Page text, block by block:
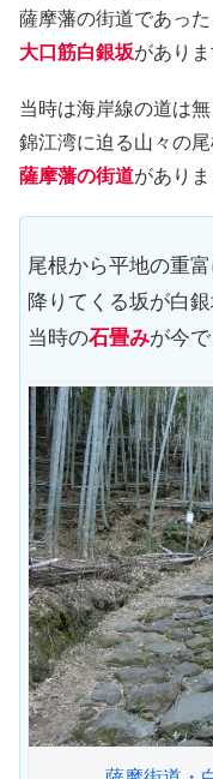
薩摩藩の街道であった
大口筋白銀坂がありま
当時は海岸線の道は無
錦江湾に迫る山々の尾
薩摩藩の街道がありま
尾根から平地の重富
降りてくる坂が白銀
当時の石畳みが今